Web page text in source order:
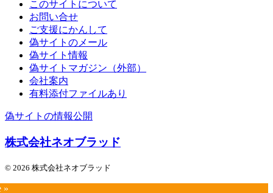
このサイトについて
お問い合せ
ご支援にかんして
偽サイトのメール
偽サイト情報
偽サイトマガジン（外部）
会社案内
有料添付ファイルあり
偽サイトの情報公開
株式会社ネオブラッド
© 2026 株式会社ネオブラッド
»